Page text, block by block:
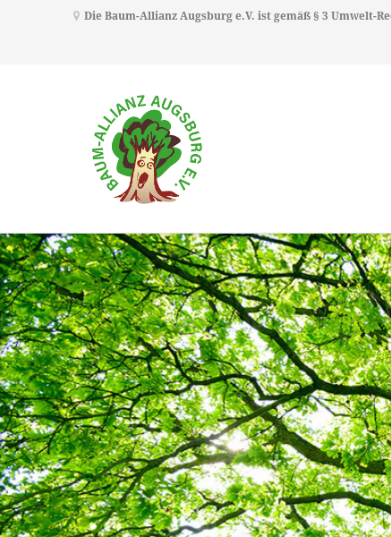
Die Baum-Allianz Augsburg e.V. ist gemäß § 3 Umwelt-